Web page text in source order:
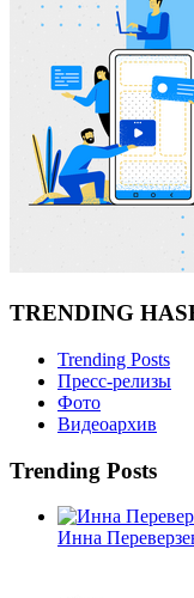
TRENDING
Trending Posts
Пресс-релизы
Фото
Видеоархив
Trending Posts
Инна